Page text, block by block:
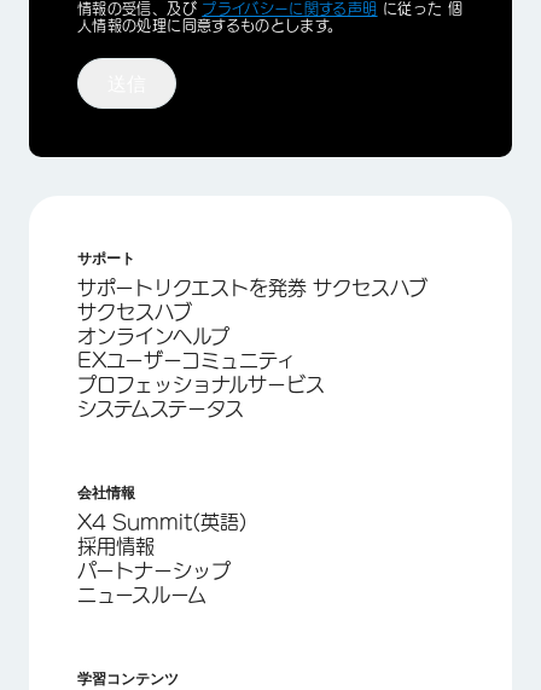
Optin
情報の受信、及び プライバシーに関する声明 に従った 個
人情報の処理に同意するものとします。
サポート
サポートリクエストを発券 サクセスハブ
サクセスハブ
オンラインヘルプ
EXユーザーコミュニティ
プロフェッショナルサービス
システムステータス
会社情報
X4 Summit(英語)
採用情報
パートナーシップ
ニュースルーム
学習コンテンツ